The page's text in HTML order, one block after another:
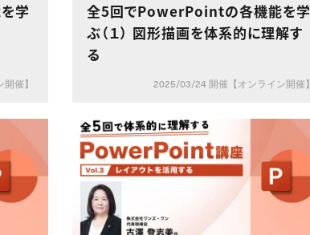
学
催】
全5回でPowerPointの各機能を学
ぶ（１） 図形描画を体系的に理解す
る
2025/03/24 開催【オンライン開催】